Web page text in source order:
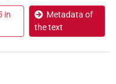
in
Metadata of
the text